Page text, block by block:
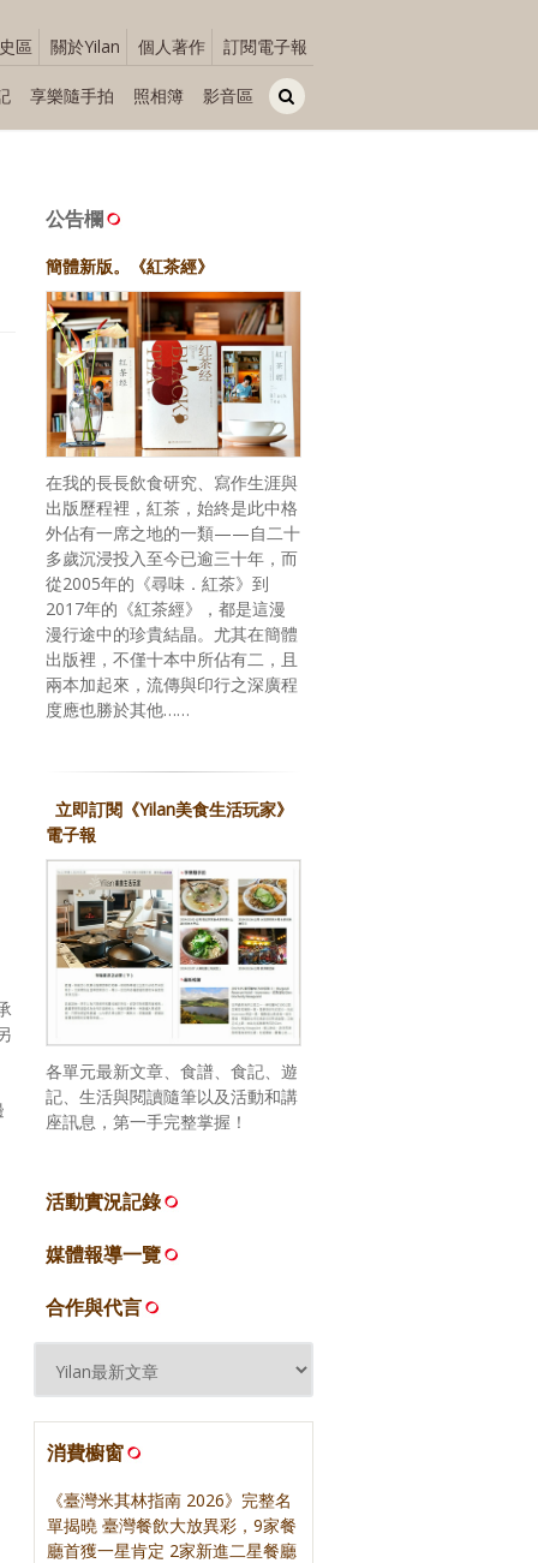
區 關於Yilan 個人著作 訂閱電子報
享樂隨手拍 照相簿 影音區
公告欄
簡體新版。《紅茶經》
在我的長長飲食研究、寫作生涯與
出版歷程裡，紅茶，始終是此中格
外佔有一席之地的一類——自二十
多歲沉浸投入至今已逾三十年，而
從2005年的《尋味．紅茶》到
2017年的《紅茶經》，都是這漫
漫行途中的珍貴結晶。尤其在簡體
出版裡，不僅十本中所佔有二，且
兩本加起來，流傳與印行之深廣程
度應也勝於其他……
立即訂閱《Yilan美食生活玩家》
電子報
各單元最新文章、食譜、食記、遊
記、生活與閱讀隨筆以及活動和講
座訊息，第一手完整掌握！
活動實況記錄
媒體報導一覽
合作與代言
消費櫥窗
《臺灣米其林指南 2026》完整名
單揭曉 臺灣餐飲大放異彩，9家餐
廳首獲一星肯定 2家新進二星餐廳